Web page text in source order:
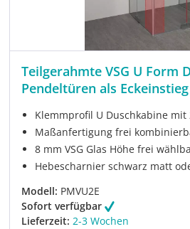
Teilgerahmte VSG U Form
Pendeltüren als
Klemmprofil U Duschkabine mit
Maßanfertigung frei
8 mm VSG Glas Höhe frei
Hebescharnier schwarz matt
Modell: PMVU2E
Sofort verfügbar
Lieferzeit: 2-3 Wochen